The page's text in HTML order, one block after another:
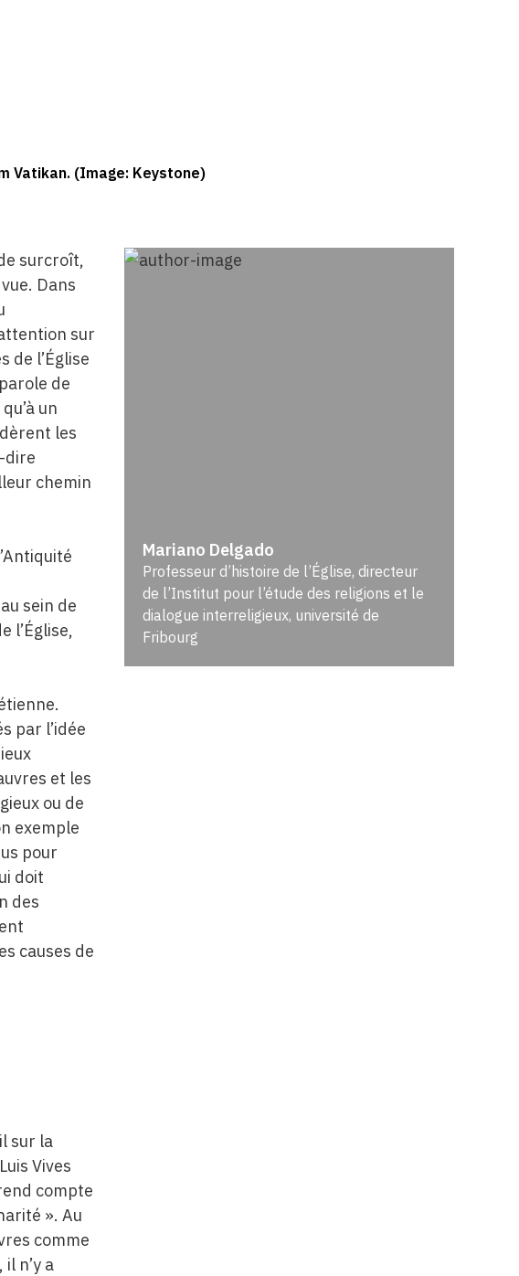
Vatikan. (Image: Keystone)
surcroît,
Dans
sur
de l’Église
de
un
les
dire
chemin
sein de
l’Église,
par l’idée
et les
ou de
exemple
pour
doit
des
causes de
sur la
Vives
compte
». Au
comme
n’y a
Mariano Delgado
Professeur d’histoire de l’Église, directeur
de l’Institut pour l’étude des religions et le
dialogue interreligieux, université de
Fribourg